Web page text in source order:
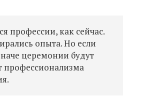
профессии, как сейчас.
опыта. Но если
церемонии будут